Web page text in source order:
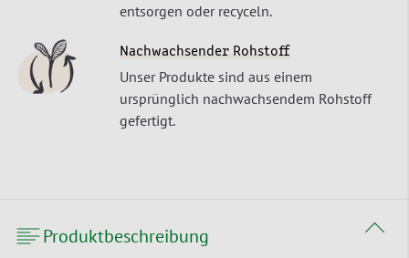
entsorgen oder recyceln.
Nachwachsender Rohstoff
Unser Produkte sind aus einem
ursprünglich nachwachsendem Rohstoff
gefertigt.
Produktbeschreibung